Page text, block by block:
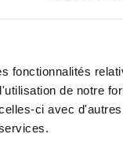
fonctionnalités
de notre
ci avec